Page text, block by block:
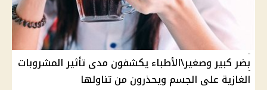
بضر كبير وصغير\الأطباء يكشفون مدى تأثير المشروبات
الغازية على الجسم ويحذرون من تناولها